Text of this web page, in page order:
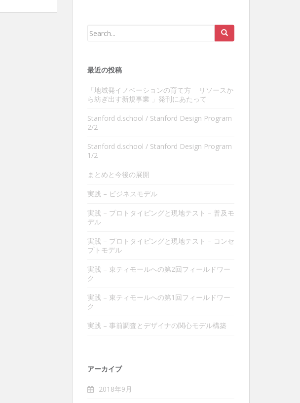
最近の投稿
「地域発イノベーションの育て方 – リソースか
ら紡ぎ出す新規事業 」発刊にあたって
Stanford d.school / Stanford Design Program
2/2
Stanford d.school / Stanford Design Program
1/2
まとめと今後の展開
実践 – ビジネスモデル
実践 – プロトタイピングと現地テスト – 普及モ
デル
実践 – プロトタイピングと現地テスト – コンセ
プトモデル
実践 – 東ティモールへの第2回フィールドワー
ク
実践 – 東ティモールへの第1回フィールドワー
ク
実践 – 事前調査とデザイナの関心モデル構築
アーカイブ
2018年9月